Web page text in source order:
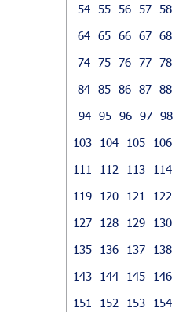
54 55 56 57 58
64 65 66 67 68
74 75 76 77 78
84 85 86 87 88
94 95 96 97 98
103
104 105 106
111
112 113 114
119
120 121 122
127
128 129 130
135
136 137 138
143
144 145 146
151
152 153 154